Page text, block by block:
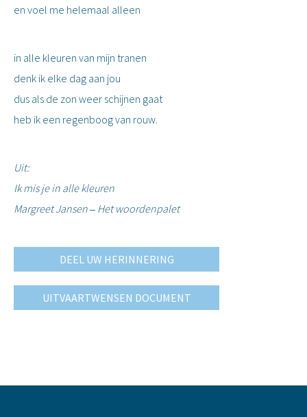
en voel me helemaal alleen
in alle kleuren van mijn tranen
denk ik elke dag aan jou
dus als de zon weer schijnen gaat
heb ik een regenboog van rouw.
Uit:
Ik mis je in alle kleuren
Margreet Jansen– Het woordenpalet
DEEL UW HERINNERING
UITVAARTWENSEN DOCUMENT